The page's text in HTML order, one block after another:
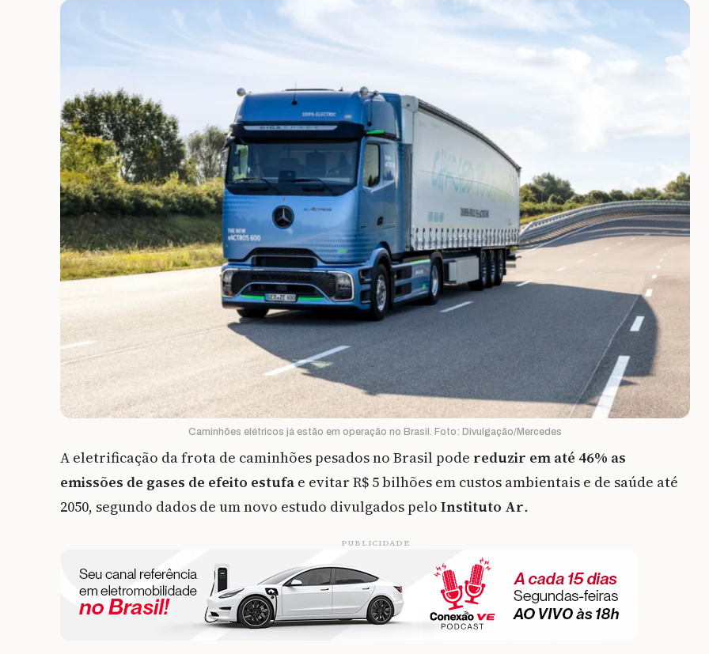
Caminhões elétricos já estão em operação no Brasil. Foto: Divulgação/Mercedes
A eletrificação da frota de caminhões pesados no Brasil pode reduzir em até 46% as
emissões de gases de efeito estufa e evitar R$ 5 bilhões em custos ambientais e de saúde até
2050, segundo dados de um novo estudo divulgados pelo Instituto Ar.
PUBLICIDADE